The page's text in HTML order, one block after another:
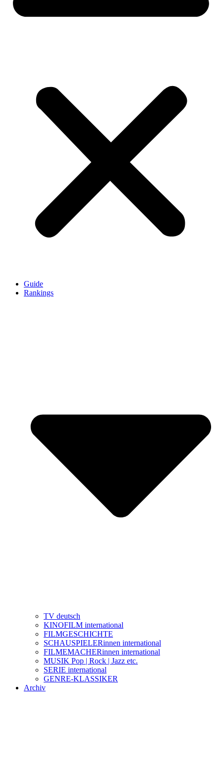
Guide
Rankings
TV deutsch
KINOFILM international
FILMGESCHICHTE
SCHAUSPIELERinnen international
FILMEMACHERinnen international
MUSIK Pop | Rock | Jazz etc.
SERIE international
GENRE-KLASSIKER
Archiv